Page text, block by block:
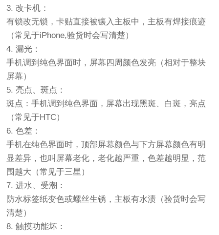
3. 改卡机：
有锁改无锁，卡贴直接被镶入主板中，主板有焊接痕迹
（常见于iPhone,验货时会写清楚）
4. 漏光：
手机调到纯色界面时，屏幕四周颜色发亮（相对于整块
屏幕）
5. 亮点、斑点：
斑点：手机调到纯色界面，屏幕出现黑斑、白斑，亮点
（常见于HTC）
6. 色差：
手机在纯色界面时，顶部屏幕颜色与下方屏幕颜色有明
显差异，也叫屏幕老化，老化越严重，色差越明显，范
围越大（常见于三星）
7. 进水、受潮：
防水标签纸变色或螺丝生锈，主板有水渍（验货时会写
清楚）
8. 触摸功能坏：